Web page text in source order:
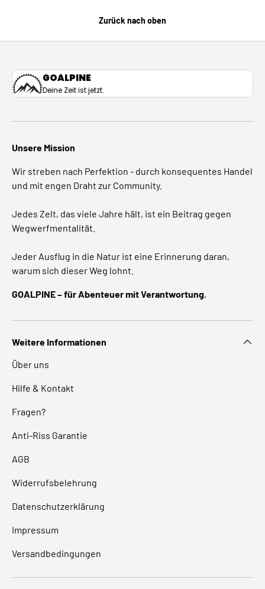
Zurück nach oben
GOALPINE
Deine Zeit ist jetzt.
Unsere Mission
Wir streben nach Perfektion - durch konsequentes Handel
und mit engen Draht zur Community.
Jedes Zelt, das viele Jahre hält, ist ein Beitrag gegen
Wegwerfmentalität.
Jeder Ausflug in die Natur ist eine Erinnerung daran,
warum sich dieser Weg lohnt.
GOALPINE – für Abenteuer mit Verantwortung.
Weitere Informationen
Über uns
Hilfe & Kontakt
Fragen?
Anti-Riss Garantie
AGB
Widerrufsbelehrung
Datenschutzerklärung
Impressum
Versandbedingungen